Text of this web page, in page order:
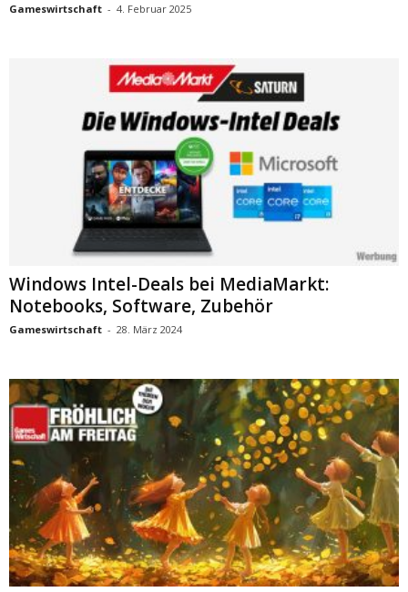
Gameswirtschaft - 4. Februar 2025
Windows Intel-Deals bei MediaMarkt:
Notebooks, Software, Zubehör
Gameswirtschaft - 28. März 2024